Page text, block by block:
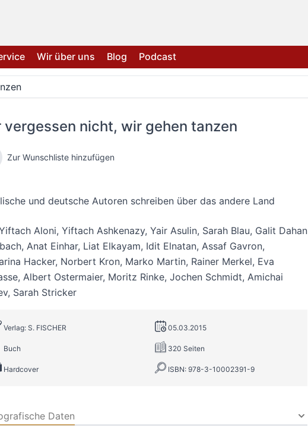
Wir über uns Blog Podcast
vergessen nicht, wir gehen tanzen
Zur Wunschliste hinzufügen
und deutsche Autoren schreiben über das andere Land
Aloni, Yiftach Ashkenazy, Yair Asulin, Sarah Blau, Galit Dahan
, Anat Einhar, Liat Elkayam, Idit Elnatan, Assaf Gavron,
Hacker, Norbert Kron, Marko Martin, Rainer Merkel, Eva
, Albert Ostermaier, Moritz Rinke, Jochen Schmidt, Amichai
, Sarah Stricker
Verlag: S. FISCHER 05.03.2015
Buch 320 Seiten
Hardcover ISBN: 978-3-10002391-9
Daten